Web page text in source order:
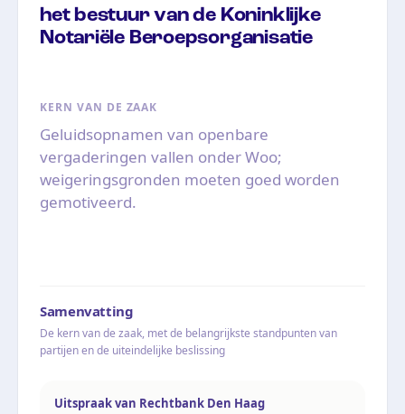
het bestuur van de Koninklijke
Notariële Beroepsorganisatie
KERN VAN DE ZAAK
Geluidsopnamen van openbare
vergaderingen vallen onder Woo;
weigeringsgronden moeten goed worden
gemotiveerd.
Samenvatting
De kern van de zaak, met de belangrijkste standpunten van
partijen en de uiteindelijke beslissing
Uitspraak van Rechtbank Den Haag